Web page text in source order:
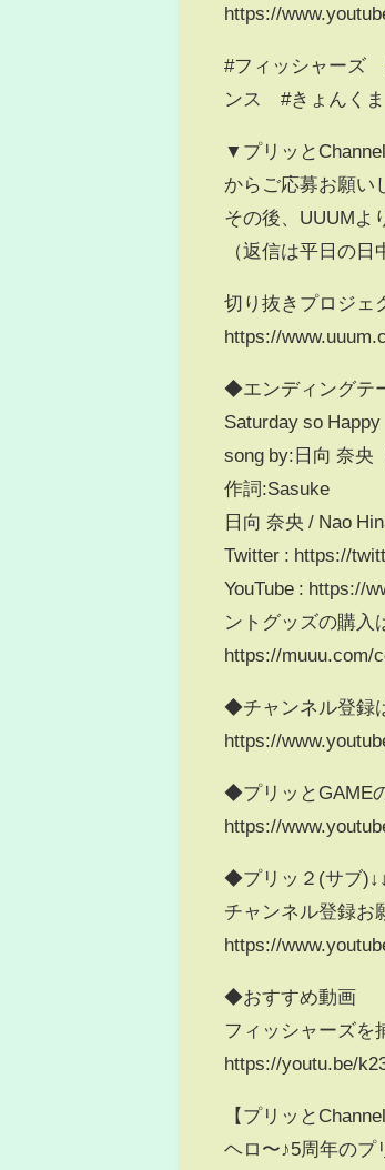
https://
#フィッシャー
ンス #きょんく
▼プリッと
からご応募お願い
その後、UUUMよ
（返信は平日の
切り抜きプロジェ
https://
◆エンディングテ
Saturday so Happy
song by:日向 奈央
作詞:Sasuke
日向 奈央 / Nao
Twitter : https://
YouTube : https://
ントグッズの購入
https://muuu.com/
◆チャンネル登録
https://
◆プリッとGAME
https://
◆プリッ２(サブ
チャンネル登録お
https://
◆おすすめ動画
フィッシャーズを
https://youtu.be/
【プリッとChannel
ヘロ〜♪5周年のプ